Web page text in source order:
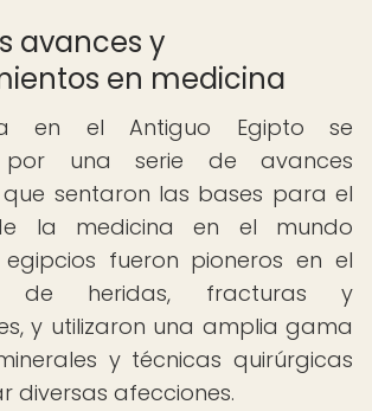
avances y
en medicina
en el Antiguo Egipto se
por una serie de avances
que sentaron las bases para el
la medicina en el mundo
fueron pioneros en el
de heridas, fracturas y
y utilizaron una amplia gama
y técnicas quirúrgicas
diversas afecciones.